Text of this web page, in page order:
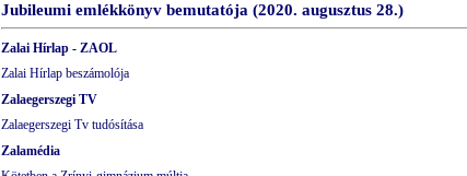
Jubileumi emlékkönyv bemutatója (2020. augusztus 28.)
Zalai Hírlap - ZAOL
Zalai Hírlap beszámolója
Zalaegerszegi TV
Zalaegerszegi Tv tudósítása
Zalamédia